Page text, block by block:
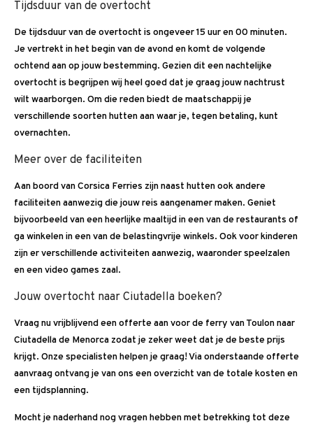
Tijdsduur van de overtocht
De tijdsduur van de overtocht is ongeveer 15 uur en 00 minuten.
Je vertrekt in het begin van de avond en komt de volgende
ochtend aan op jouw bestemming. Gezien dit een nachtelijke
overtocht is begrijpen wij heel goed dat je graag jouw nachtrust
wilt waarborgen. Om die reden biedt de maatschappij je
verschillende soorten hutten aan waar je, tegen betaling, kunt
overnachten.
Meer over de faciliteiten
Aan boord van Corsica Ferries zijn naast hutten ook andere
faciliteiten aanwezig die jouw reis aangenamer maken. Geniet
bijvoorbeeld van een heerlijke maaltijd in een van de restaurants of
ga winkelen in een van de belastingvrije winkels. Ook voor kinderen
zijn er verschillende activiteiten aanwezig, waaronder speelzalen
en een video games zaal.
Jouw overtocht naar Ciutadella boeken?
Vraag nu vrijblijvend een offerte aan voor de ferry van Toulon naar
Ciutadella de Menorca zodat je zeker weet dat je de beste prijs
krijgt. Onze specialisten helpen je graag! Via onderstaande offerte
aanvraag ontvang je van ons een overzicht van de totale kosten en
een tijdsplanning.
Mocht je naderhand nog vragen hebben met betrekking tot deze